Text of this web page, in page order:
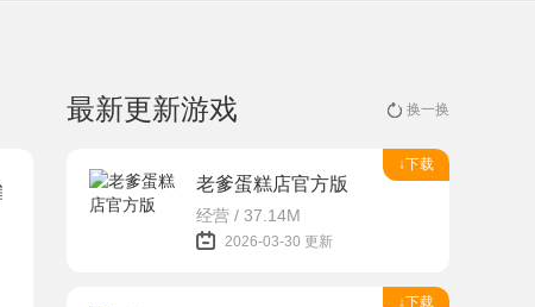
最新更新游戏 换一换
↓下载
老爹蛋糕店官方版
经营 / 37.14M
2026-03-30 更新
↓下载